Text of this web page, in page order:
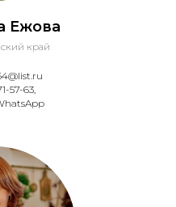
Ежова
край
57-63,